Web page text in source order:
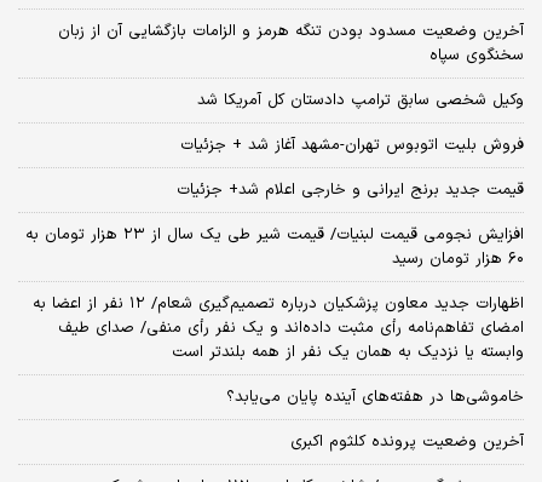
آخرین وضعیت مسدود بودن تنگه هرمز و الزامات بازگشایی آن از زبان
سخنگوی سپاه
وکیل شخصی سابق ترامپ دادستان کل آمریکا شد
فروش بلیت اتوبوس تهران-مشهد آغاز شد + جزئیات
قیمت جدید برنج ایرانی و خارجی اعلام شد+ جزئیات
افزایش نجومی قیمت لبنیات/ قیمت شیر طی یک سال از ۲۳ هزار تومان به
۶۰ هزار تومان رسید
اظهارات جدید معاون پزشکیان درباره تصمیم‌گیری شعام/ ۱۲ نفر از اعضا به
امضای تفاهم‌نامه رأی مثبت داده‌اند و یک نفر رأی منفی/ صدای طیف
وابسته یا نزدیک به همان یک نفر از همه بلندتر است
خاموشی‌ها در هفته‌های آینده پایان می‌یابد؟
آخرین وضعیت پرونده کلثوم اکبری